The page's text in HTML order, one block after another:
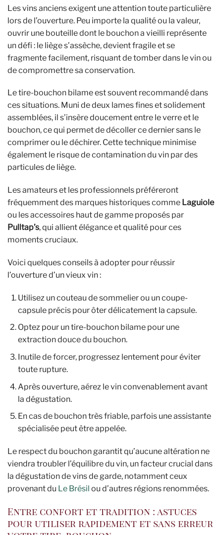
Les vins anciens exigent une attention toute particulière
lors de l’ouverture. Peu importe la qualité ou la valeur,
ouvrir une bouteille dont le bouchon a vieilli représente
un défi : le liège s’assèche, devient fragile et se
fragmente facilement, risquant de tomber dans le vin ou
de compromettre sa conservation.
Le tire-bouchon bilame est souvent recommandé dans
ces situations. Muni de deux lames fines et solidement
assemblées, il s’insère doucement entre le verre et le
bouchon, ce qui permet de décoller ce dernier sans le
comprimer ou le déchirer. Cette technique minimise
également le risque de contamination du vin par des
particules de liège.
Les amateurs et les professionnels préféreront
fréquemment des marques historiques comme Laguiole
ou les accessoires haut de gamme proposés par
Pulltap’s, qui allient élégance et qualité pour ces
moments cruciaux.
Voici quelques conseils à adopter pour réussir
l’ouverture d’un vieux vin :
Utilisez un couteau de sommelier ou un coupe-
capsule précis pour ôter délicatement la capsule.
Optez pour un tire-bouchon bilame pour une
extraction douce du bouchon.
Inutile de forcer, progressez lentement pour éviter
toute rupture.
Après ouverture, aérez le vin convenablement avant
la dégustation.
En cas de bouchon très friable, parfois une assistante
spécialisée peut être appelée.
Le respect du bouchon garantit qu’aucune altération ne
viendra troubler l’équilibre du vin, un facteur crucial dans
la dégustation de vins de garde, notamment ceux
provenant du Le Brésil ou d’autres régions renommées.
Entre confort et tradition : astuces
pour utiliser rapidement et sans erreur